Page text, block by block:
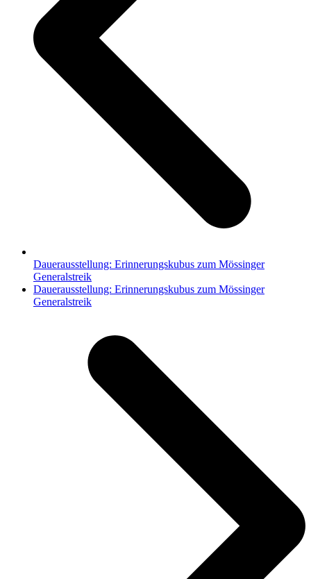
Dauerausstellung: Erinnerungskubus zum Mössinger
Generalstreik
Nächster
Beitrag:
Dauerausstellung: Erinnerungskubus zum Mössinger
Generalstreik